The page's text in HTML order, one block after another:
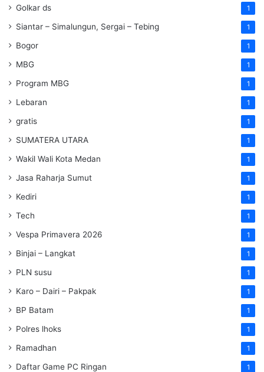
Golkar ds 1
Siantar – Simalungun, Sergai – Tebing 1
Bogor 1
MBG 1
Program MBG 1
Lebaran 1
gratis 1
SUMATERA UTARA 1
Wakil Wali Kota Medan 1
Jasa Raharja Sumut 1
Kediri 1
Tech 1
Vespa Primavera 2026 1
Binjai – Langkat 1
PLN susu 1
Karo – Dairi – Pakpak 1
BP Batam 1
Polres lhoks 1
Ramadhan 1
Daftar Game PC Ringan 1